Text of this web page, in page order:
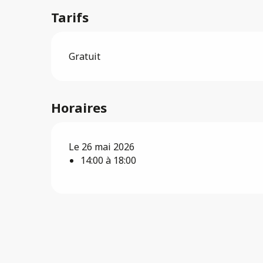
Tarifs
Gratuit
Horaires
Le 26 mai 2026
14:00 à 18:00